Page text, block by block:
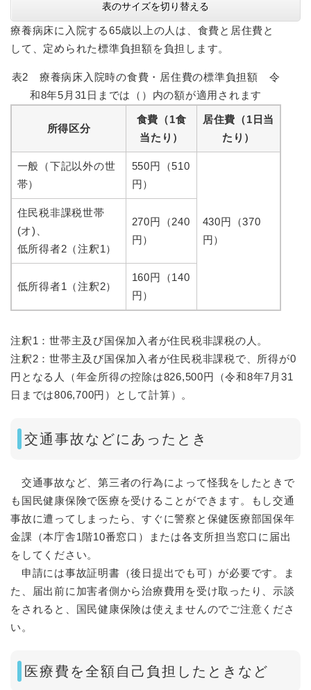
表のサイズを切り替える
療養病床に入院する65歳以上の人は、食費と居住費と
して、定められた標準負担額を負担します。
表2 療養病床入院時の食費・居住費の標準負担額 令
和8年5月31日までは（）内の額が適用されます
所得区分
食費（1食
当たり）
居住費（1日当
たり）
一般（下記以外の世
帯）
550円（510
円）
430円（370
円）
住民税非課税世帯
(オ)、
低所得者2（注釈1）
270円（240
円）
低所得者1（注釈2）
160円（140
円）
注釈1：世帯主及び国保加入者が住民税非課税の人。
注釈2：世帯主及び国保加入者が住民税非課税で、所得が0
円となる人（年金所得の控除は826,500円（令和8年7月31
日までは806,700円）として計算）。
交通事故などにあったとき
交通事故など、第三者の行為によって怪我をしたときで
も国民健康保険で医療を受けることができます。もし交通
事故に遭ってしまったら、すぐに警察と保健医療部国保年
金課（本庁舎1階10番窓口）または各支所担当窓口に届出
をしてください。
申請には事故証明書（後日提出でも可）が必要です。ま
た、届出前に加害者側から治療費用を受け取ったり、示談
をされると、国民健康保険は使えませんのでご注意くださ
い。
医療費を全額自己負担したときなど